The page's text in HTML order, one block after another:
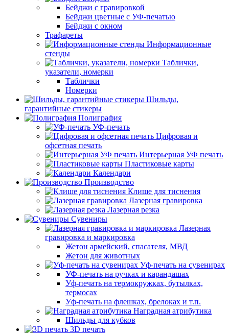
Бейджи с гравировкой
Бейджи цветные с УФ-печатью
Бейджи с окном
Трафареты
Информационные
стенды
Таблички,
указатели, номерки
Таблички
Номерки
Шильды,
гарантийные стикеры
Полиграфия
УФ-печать
Цифровая и
офсетная печать
Интерьерная УФ печать
Пластиковые карты
Календари
Производство
Клише для тиснения
Лазерная гравировка
Лазерная резка
Сувениры
Лазерная
гравировка и маркировка
Жетон армейский, спасателя, МВД
Жетон для животных
Уф-печать на сувенирах
УФ-печать на ручках и карандашах
Уф-печать на термокружках, бутылках,
термосах
Уф-печать на флешках, брелоках и т.п.
Наградная атрибутика
Шильды для кубков
3D печать